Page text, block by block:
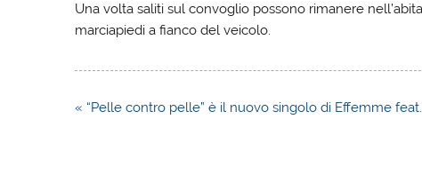
Una volta saliti sul convoglio possono rimanere
marciapiedi a fianco del veicolo.
Navigazione
« “Pelle contro pelle” è il nuovo singolo di Effemme